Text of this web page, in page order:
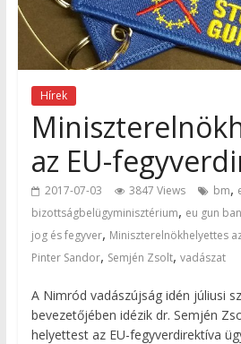
Hírek
az EU-
2017-07-03 3847 Views bm,
bizottságbelügyminisztérium, eu gun ban
jog és fegyver, Miniszterelnökhelyettes
Pinter Sandor, Semjén Zsolt, vadászat
A Nimród vadászújság idén júliusi
bevezetőjében idézik dr. Semjén
helyettest az EU-fegyverdirektíva